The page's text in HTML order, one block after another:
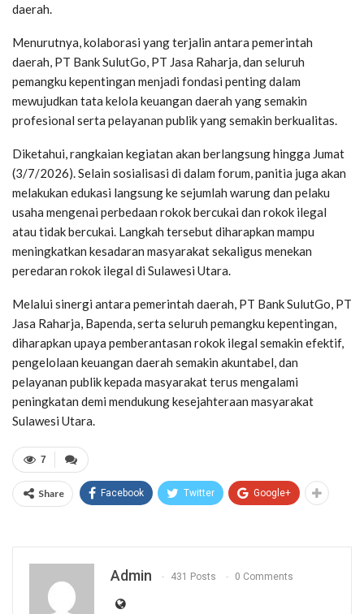
daerah.
Menurutnya, kolaborasi yang terjalin antara pemerintah
daerah, PT Bank SulutGo, PT Jasa Raharja, dan seluruh
pemangku kepentingan menjadi fondasi penting dalam
mewujudkan tata kelola keuangan daerah yang semakin
profesional serta pelayanan publik yang semakin berkualitas.
Diketahui, rangkaian kegiatan akan berlangsung hingga Jumat
(3/7/2026). Selain sosialisasi di dalam forum, panitia juga akan
melakukan edukasi langsung ke sejumlah warung dan pelaku
usaha mengenai perbedaan rokok bercukai dan rokok ilegal
atau tidak bercukai. Langkah tersebut diharapkan mampu
meningkatkan kesadaran masyarakat sekaligus menekan
peredaran rokok ilegal di Sulawesi Utara.
Melalui sinergi antara pemerintah daerah, PT Bank SulutGo, PT
Jasa Raharja, Bapenda, serta seluruh pemangku kepentingan,
diharapkan upaya pemberantasan rokok ilegal semakin efektif,
pengelolaan keuangan daerah semakin akuntabel, dan
pelayanan publik kepada masyarakat terus mengalami
peningkatan demi mendukung kesejahteraan masyarakat
Sulawesi Utara.
7
Share Facebook Twitter Google+
Admin 431 Posts 0 Comments